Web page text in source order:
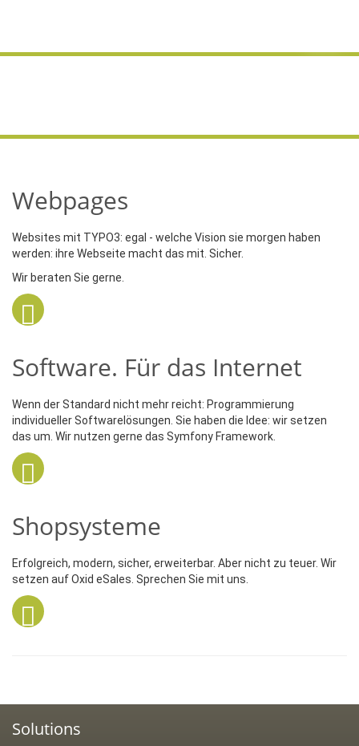
Webpages
Websites mit TYPO3: egal - welche Vision sie morgen haben
werden: ihre Webseite macht das mit. Sicher.
Wir beraten Sie gerne.
Software. Für das Internet
Wenn der Standard nicht mehr reicht: Programmierung
individueller Softwarelösungen. Sie haben die Idee: wir setzen
das um. Wir nutzen gerne das Symfony Framework.
Shopsysteme
Erfolgreich, modern, sicher, erweiterbar. Aber nicht zu teuer. Wir
setzen auf Oxid eSales. Sprechen Sie mit uns.
Solutions